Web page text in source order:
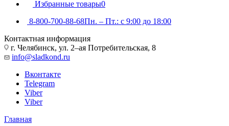
Избранные товары0
8-800-700-88-68Пн. – Пт.: с 9:00 до 18:00
Контактная информация
г. Челябинск, ул. 2–ая Потребительская, 8
info@sladkond.ru
Вконтакте
Telegram
Viber
Viber
Главная